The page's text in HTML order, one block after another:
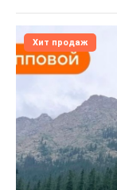
Хит продаж